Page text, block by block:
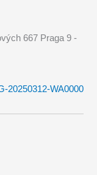
667 Praga 9 -